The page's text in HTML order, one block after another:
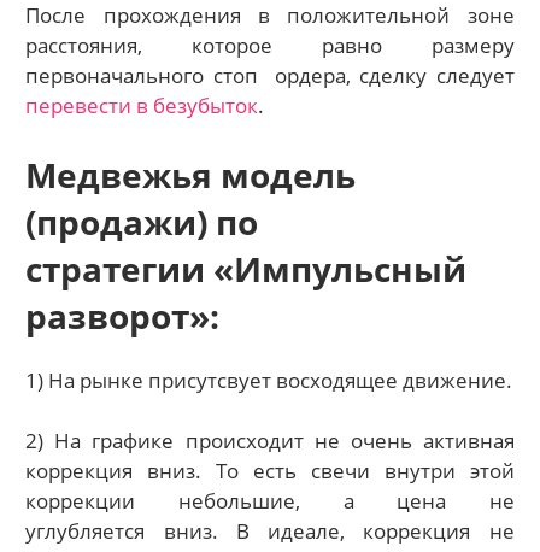
После прохождения в положительной зоне
расстояния, которое равно размеру
первоначального стоп
ордера, сделку следует
перевести в безубыток.
Медвежья модель
(продажи) по
стратегии «Импульсный
разворот»:
1) На рынке присутсвует восходящее движение.
2) На графике происходит не очень активная
коррекция вниз. То есть свечи внутри этой
коррекции небольшие, а цена не
углубляется
вниз. В идеале, коррекция не